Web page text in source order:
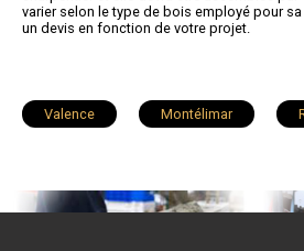
varier selon le type de bois employé pour
un devis en fonction de votre projet.
Valence Montélimar
Saint-Marcel-lès-Valence